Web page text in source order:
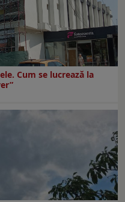
Cum se lucrează la